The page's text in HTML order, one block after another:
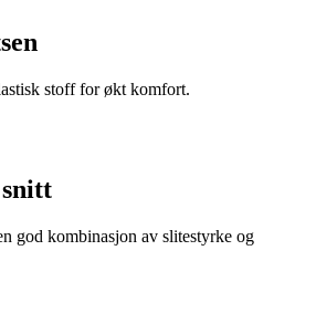
stoff for økt komfort.
god kombinasjon av slitestyrke og